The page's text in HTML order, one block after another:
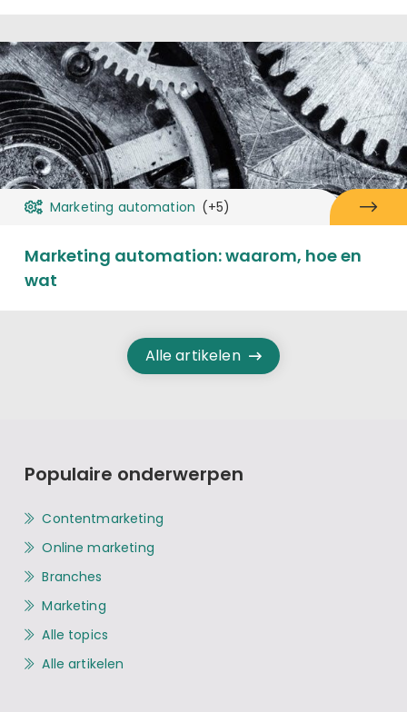
Marketing automation (+5)
Marketing automation: waarom, hoe en
wat
Alle artikelen
Populaire onderwerpen
Contentmarketing
Online marketing
Branches
Marketing
Alle topics
Alle artikelen